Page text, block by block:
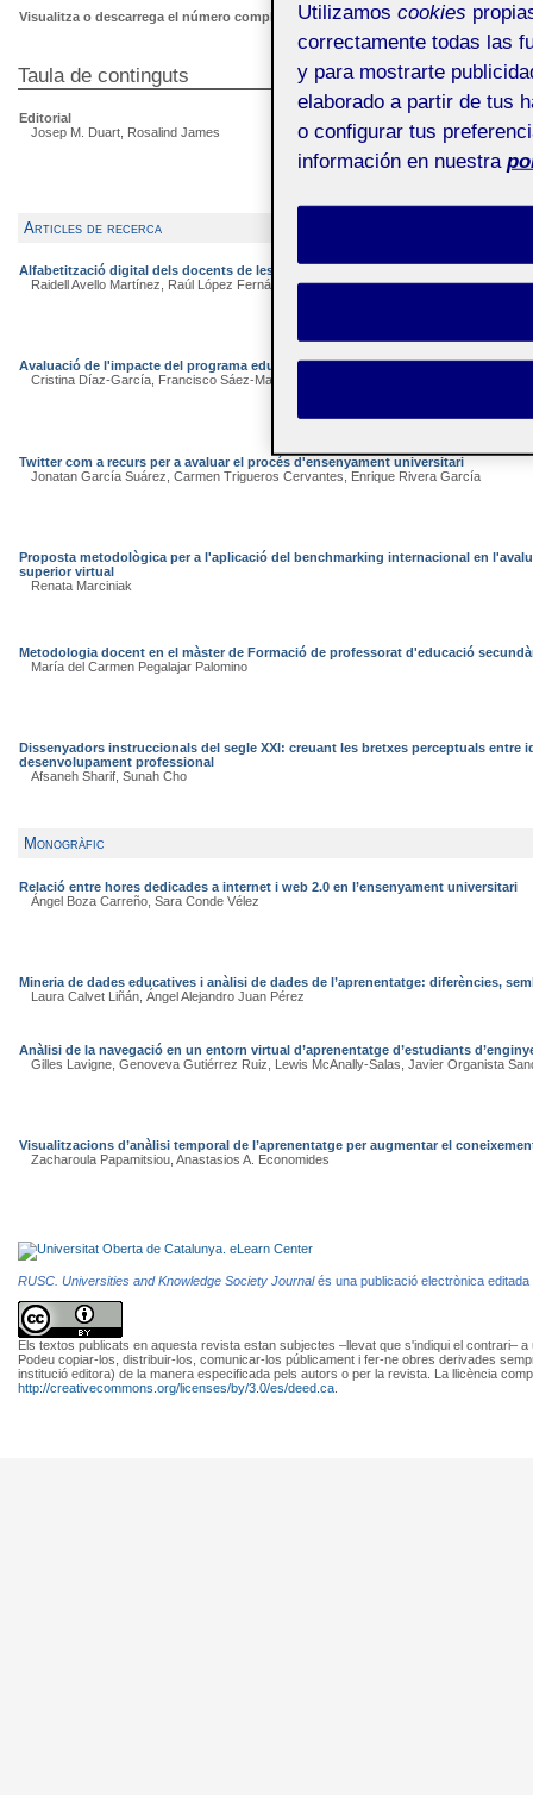
Visualitza o descarrega el número complet
Taula de continguts
Editorial
Josep M. Duart, Rosalind James
Articles de recerca
Alfabetització digital dels docents de les escoles d'hoteleria i turisme cubanes.
Raidell Avello Martínez, Raúl López Fernández
Avaluació de l'impacte del programa educatiu «Emprenedors» en la intenció
Cristina Díaz-García, Francisco Sáez-Martínez, Juan Jiménez-Moreno
Twitter com a recurs per a avaluar el procés d'ensenyament universitari
Jonatan García Suárez, Carmen Trigueros Cervantes, Enrique Rivera García
Proposta metodològica per a l'aplicació del benchmarking internacional en
superior virtual
Renata Marciniak
Metodologia docent en el màster de Formació de professorat d'educació
María del Carmen Pegalajar Palomino
Dissenyadors instruccionals del segle XXI: creuant les bretxes perceptuals entre
desenvolupament professional
Afsaneh Sharif, Sunah Cho
Monogràfic
Relació entre hores dedicades a internet i web 2.0 en l’ensenyament universitari
Ángel Boza Carreño, Sara Conde Vélez
Mineria de dades educatives i anàlisi de dades de l’aprenentatge: diferències,
Laura Calvet Liñán, Ángel Alejandro Juan Pérez
Anàlisi de la navegació en un entorn virtual d’aprenentatge d’estudiants
Gilles Lavigne, Genoveva Gutiérrez Ruiz, Lewis McAnally-Salas, Javier Organista
Visualitzacions d’anàlisi temporal de l’aprenentatge per augmentar el
Zacharoula Papamitsiou, Anastasios A. Economides
RUSC. Universities and Knowledge Society Journalés una publicació electrònica
Els textos publicats en aquesta revista estan subjectes –llevat que s'indiqui el contrari–
Podeu copiar-los, distribuir-los, comunicar-los públicament i fer-ne obres derivades
institució editora) de la manera especificada pels autors o per la revista. La llicència
http://creativecommons.org/licenses/by/3.0/es/deed.ca
Utilizamos cookies
correctamente todas las
y para mostrarte
elaborado a partir de tus
o configurar tus
información en nuestra